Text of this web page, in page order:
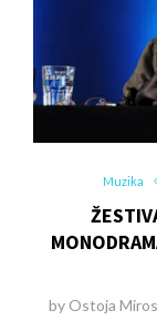
Muzika
by Ostoja